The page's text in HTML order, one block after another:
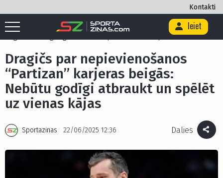
Kontakti
Ieiet
Sākums Basketbols / Dragičs par nepievienošanos “Partizan” karjeras
Dragičs par nepievienošanos
“Partizan” karjeras beigās:
Nebūtu godīgi atbraukt un spēlēt
uz vienas kājas
Sportazinas 22/06/2025 12:36 Dalies